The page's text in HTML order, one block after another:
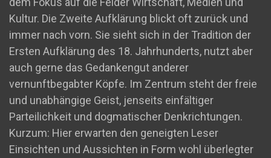
Kultur. Die Zweite Aufklärung blickt oft zurück und
immer nach vorn. Sie sieht sich in der Tradition der
Ersten Aufklärung des 18. Jahrhunderts, nutzt aber
auch gerne das Gedankengut anderer
vernunftbegabter Köpfe. Im Zentrum steht der freie
und unabhängige Geist, jenseits einfältiger
Parteilichkeit und dogmatischer Denkrichtungen.
Kurzum: Hier erwarten den geneigten Leser
Einsichten und Aussichten in Form wohl überlegter